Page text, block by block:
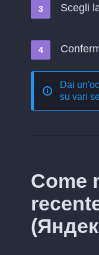
Scegli
Dai
su vari
Come